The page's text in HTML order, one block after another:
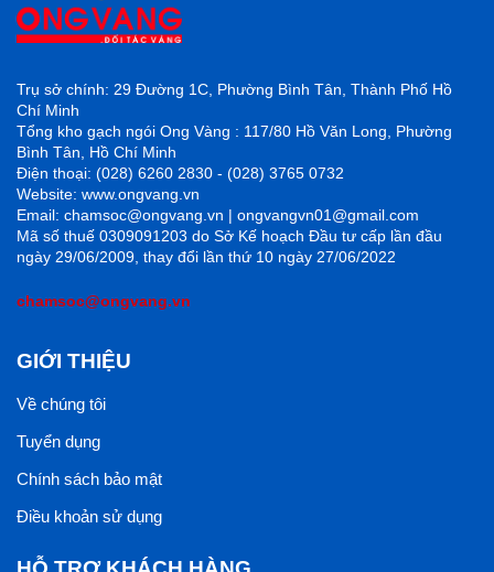
Trụ sở chính: 29 Đường 1C, Phường Bình Tân, Thành Phố Hồ
Chí Minh
Tổng kho gạch ngói Ong Vàng : 117/80 Hồ Văn Long, Phường
Bình Tân, Hồ Chí Minh
Điện thoại: (028) 6260 2830 - (028) 3765 0732
Website: www.ongvang.vn
Email: chamsoc@ongvang.vn | ongvangvn01@gmail.com
Mã số thuế 0309091203 do Sở Kế hoạch Đầu tư cấp lần đầu
ngày 29/06/2009, thay đổi lần thứ 10 ngày 27/06/2022
chamsoc@ongvang.vn
GIỚI THIỆU
Về chúng tôi
Tuyển dụng
Chính sách bảo mật
Điều khoản sử dụng